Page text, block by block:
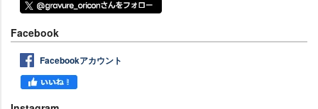
Facebook
Facebookアカウント